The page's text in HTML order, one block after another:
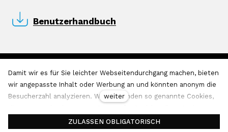
Benutzerhandbuch
VentiAir s.r.o., Adolfovice 512, T:+420 737 805 399, E:
office@ventiair.com
Damit wir es für Sie leichter Webseitendurchgang machen, bieten
wir angepasste Inhalt oder Werbung an und könnten anonym die
Besucherzahl analyzieren. Wir verwenden so genannte Cookies,
Mehr Informationen
weiter
ZULASSEN OBLIGATORISCH